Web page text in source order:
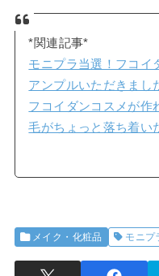
*関連記事*
モニプラ当選！フコイ
アンプルいただきまし
フコイダンコスメが作
毛がちょっと落ち着い
メイク・化粧品 モニプ